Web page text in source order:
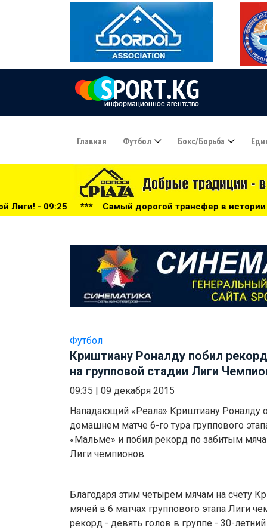
Главная Футбол Бокс/борьба
дорогой трансфер в истории «Реала» - 09:20 ***
Футбол
Криштиану Роналду побил
на групповой стадии Лиги
09:35
09 декабря 2015
Нападающий «Реала» Криштиану Роналду
домашнем матче 6-го тура группового
«Мальме» и побил рекорд по забитым
Лиги чемпионов.
Благодаря этим четырем мячам на счету
мячей в 6 матчах группового этапа Лиги
рекорд - девять голов в группе - 30-